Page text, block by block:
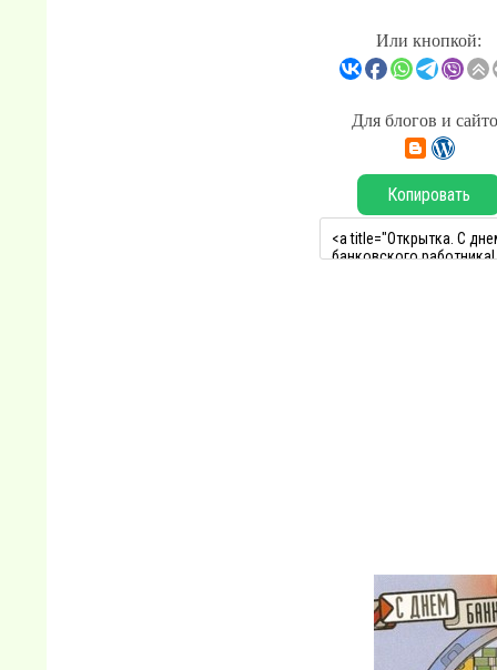
Или кнопкой:
Для блогов и
Копировать